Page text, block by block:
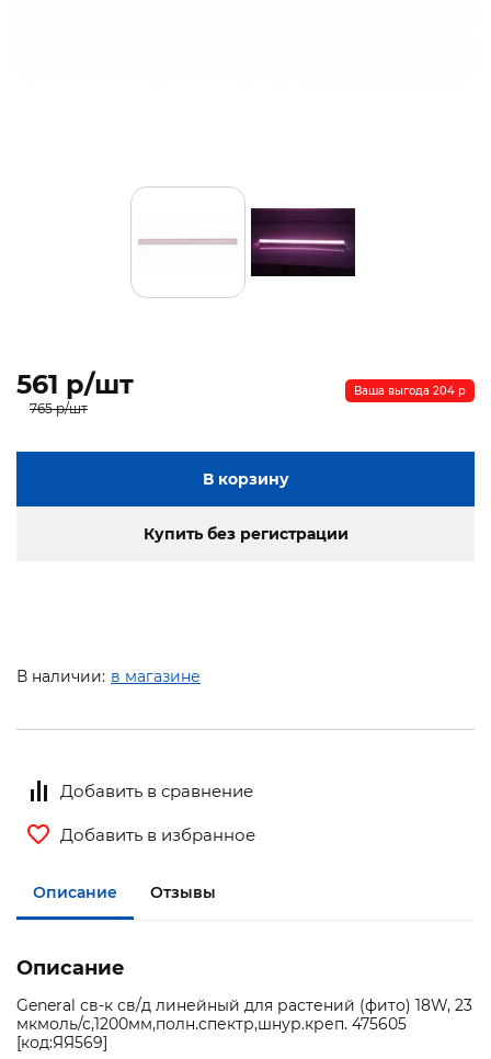
Ваша выгода 204 p
561 p/шт
765 p/шт
В корзину
Купить без регистрации
В наличии: в магазине
Добавить в сравнение
Добавить в избранное
Описание Отзывы
Описание
General св-к св/д линейный для растений (фито) 18W, 23
мкмоль/с,1200мм,полн.спектр,шнур.креп. 475605
[код:ЯЯ569]